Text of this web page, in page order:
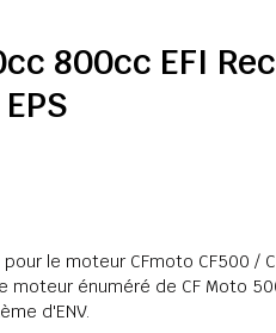
800cc EFI
le moteur CFmoto CF500 /
moteur énuméré de CF Moto
d'ENV.